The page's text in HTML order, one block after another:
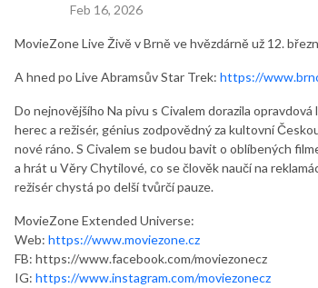
Feb 16, 2026
MovieZone Live Živě v Brně ve hvězdárně už 12.
A hned po Live Abramsův Star Trek: https://
Do nejnovějšího Na pivu s Civalem dorazila
herec a režisér, génius zodpovědný za kultovní
nové ráno. S Civalem se budou bavit o oblíbených
a hrát u Věry Chytilové, co se člověk naučí na
režisér chystá po delší tvůrčí pauze.
MovieZone Extended Universe:
Web: https://www.moviezone.cz
FB: https://www.facebook.com/moviezonecz
IG: https://www.instagram.com/moviezonecz